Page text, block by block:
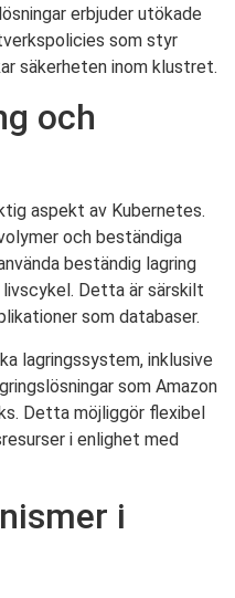
erbjuder utökade
som styr
säkerheten inom klustret.
och
aspekt av Kubernetes.
och beständiga
beständig lagring
Detta är särskilt
som databaser.
lagringssystem, inklusive
som Amazon
Detta möjliggör flexibel
i enlighet med
i